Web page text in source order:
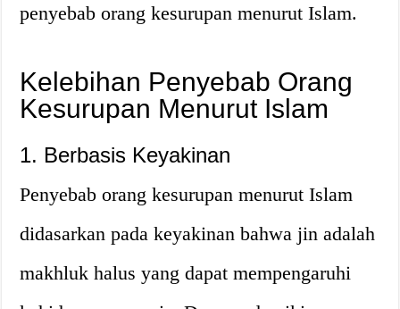
penyebab orang kesurupan menurut Islam.
Kelebihan Penyebab Orang
Kesurupan Menurut Islam
1. Berbasis Keyakinan
Penyebab orang kesurupan menurut Islam
didasarkan pada keyakinan bahwa jin adalah
makhluk halus yang dapat mempengaruhi